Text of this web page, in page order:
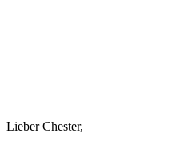
Lieber Chester,